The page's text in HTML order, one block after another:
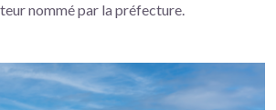
nommé par la préfecture.